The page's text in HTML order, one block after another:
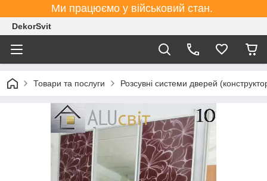
Ми працюємо у військовий стан.
DekorSvit
Товари та послуги Розсувні системи дверей